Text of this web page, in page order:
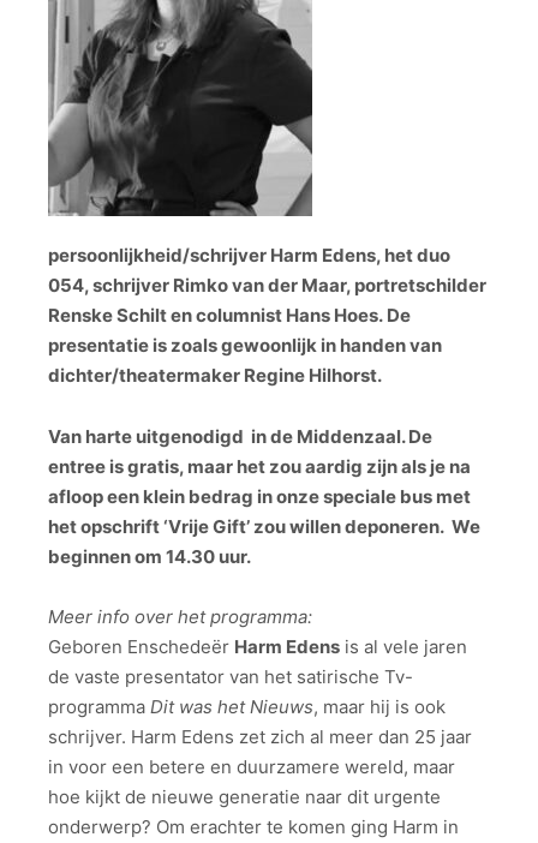
persoonlijkheid/schrijver Harm Edens, het duo
054, schrijver Rimko van der Maar, portretschilder
Renske Schilt encolumnist Hans Hoes. De
presentatie is zoals gewoonlijk in handen van
dichter/theatermaker Regine Hilhorst.
Van harte uitgenodigd in de Middenzaal. De
entree is gratis, maar het zou aardig zijn als je na
afloop een klein bedrag in onze speciale bus met
het opschrift ‘Vrije Gift’ zou willen deponeren. We
beginnen om 14.30 uur.
Meer info over het programma:
Geboren Enschedeër Harm Edens is al vele jaren
de vaste presentator van het satirische Tv-
programma Dit was het Nieuws, maar hij is ook
schrijver. Harm Edens zet zich al meer dan 25 jaar
in voor een betere en duurzamere wereld, maar
hoe kijkt de nieuwe generatie naar dit urgente
onderwerp? Om erachter te komen ging Harm in